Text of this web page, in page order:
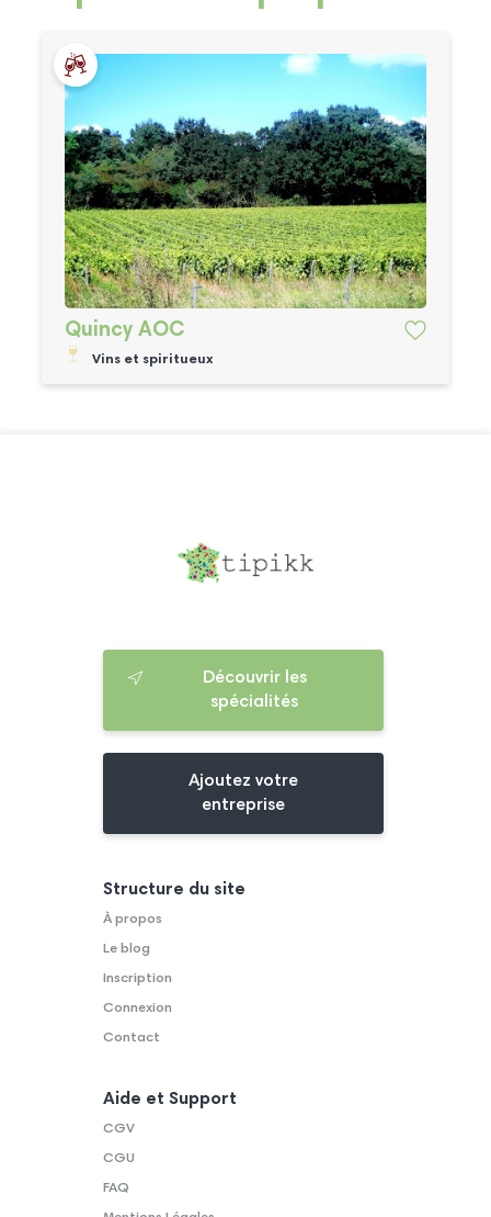
Quincy AOC
Vins et spiritueux
Découvrir les
spécialités
Ajoutez votre
entreprise
Structure du site
À propos
Le blog
Inscription
Connexion
Contact
Aide et Support
CGV
CGU
FAQ